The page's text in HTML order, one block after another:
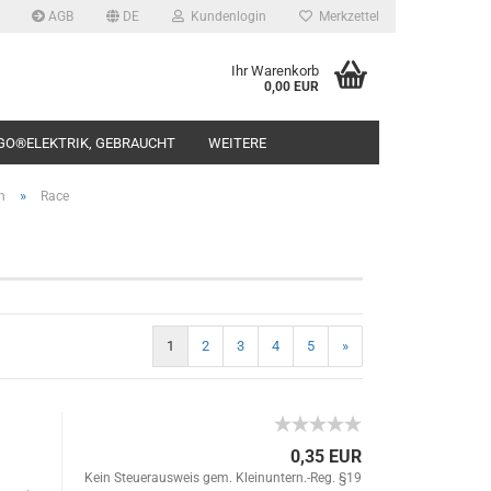
AGB DE Kundenlogin Merkzettel
Ihr Warenkorb
0,00 EUR
GEBRAUCHT WEITERE
» Race
1 2 3 4 5 »
0,35 EUR
Kein Steuerausweis gem. Kleinuntern.-Reg. §19